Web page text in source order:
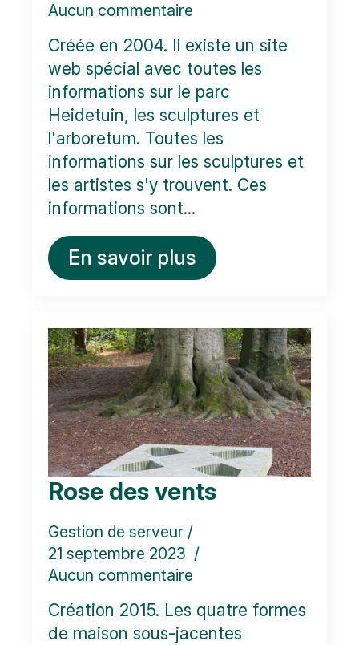
Aucun commentaire
Créée en 2004. Il existe un site
web spécial avec toutes les
informations sur le parc
Heidetuin, les sculptures et
l'arboretum. Toutes les
informations sur les sculptures et
les artistes s'y trouvent. Ces
informations sont...
En savoir plus
Rose des vents
Gestion de serveur
21 septembre 2023
Aucun commentaire
Création 2015. Les quatre formes
de maison sous-jacentes